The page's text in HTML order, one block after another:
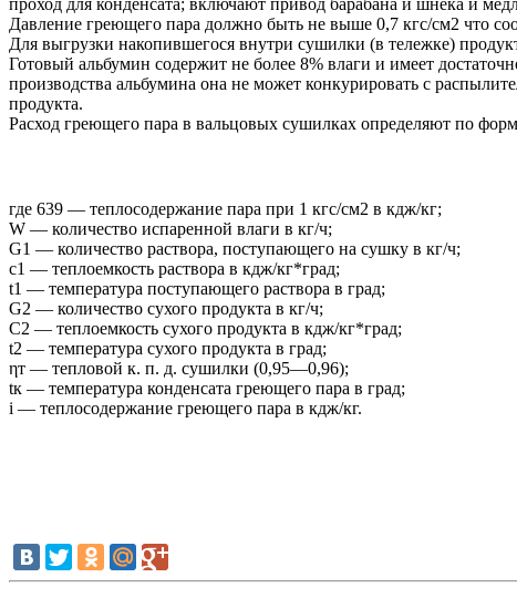
Давление греющего пара должно быть не выше 0,7 кгс/см2 что
Для выгрузки накопившегося внутри сушилки (в тележке)
Готовый альбумин содержит не более 8% влаги и имеет
производства альбумина она не может конкурировать с
продукта.
Расход греющего пара в вальцовых сушилках определяют по
где 639 — теплосодержание пара при 1 кгс/см2 в кдж/кг;
W — количество испаренной влаги в кг/ч;
G1 — количество раствора, поступающего на сушку в кг/ч;
c1 — теплоемкость раствора в кдж/кг*град;
t1 — температура поступающего раствора в град;
G2 — количество сухого продукта в кг/ч;
C2 — теплоемкость сухого продукта в кдж/кг*град;
t2 — температура сухого продукта в град;
ηт — тепловой к. п. д. сушилки (0,95—0,96);
tк — температура конденсата греющего пара в град;
i — теплосодержание греющего пара в кдж/кг.